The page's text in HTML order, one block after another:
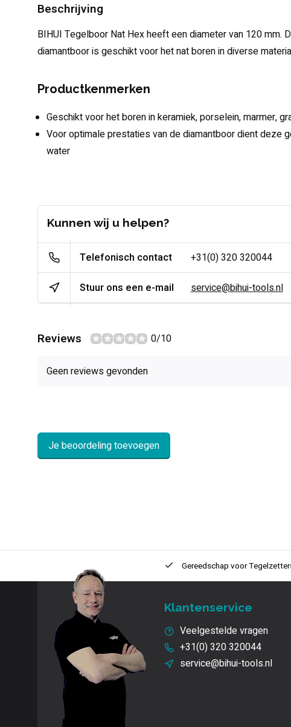
Beschrijving
BIHUI Tegelboor Nat Hex heeft een diameter van 120 mm.
diamantboor is geschikt voor het nat boren in diverse
Productkenmerken
Geschikt voor het boren in keramiek, porselein, marmer,
Voor optimale prestaties van de diamantboor dient deze
water
Kunnen wij u helpen?
Telefonisch contact +31(0) 320 320044
Stuur ons een e-mail service@bihui-tools.nl
Reviews 0/10
Geen reviews gevonden
Je beoordeling toevoegen
Innovatie Gereedschap voor
Klantenservice
Veelgestelde vragen
+31(0) 320 320044
service@bihui-tools.nl